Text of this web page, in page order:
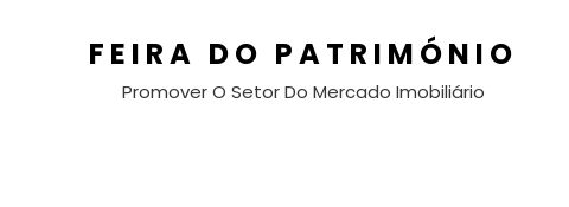
FEIRA DO PATRIMÓNIO
Promover O Setor Do Mercado Imobiliário